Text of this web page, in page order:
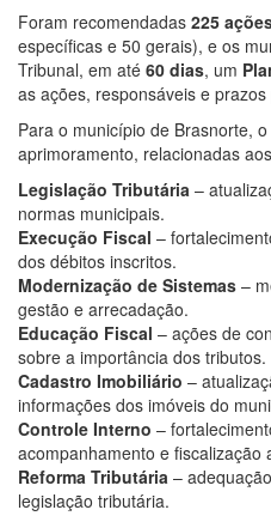
Foram recomendadas 225
específicas e 50 gerais), e os
Tribunal, em até 60 dias, um
as ações, responsáveis e
Para o município de Brasnorte,
aprimoramento, relacionadas
Legislação Tributária –
normas municipais.
Execução Fiscal –
dos débitos inscritos.
Modernização de Sistemas –
gestão e arrecadação.
Educação Fiscal – ações de
sobre a importância dos tributos.
Cadastro Imobiliário –
informações dos imóveis do
Controle Interno –
acompanhamento e fiscalização
Reforma Tributária –
legislação tributária.